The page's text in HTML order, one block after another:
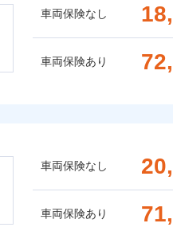
車両保険なし
車両保険あり
車両保険なし
車両保険あり